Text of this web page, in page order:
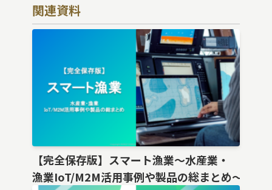
関連資料
【完全保存版】スマート漁業〜水産業・
漁業IoT/M2M活用事例や製品の総まとめ〜